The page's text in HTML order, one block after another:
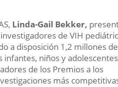
Linda-Gail Bekker,
de VIH
a disposición 1,2 millones de
infantes, niños y adolescentes
de los Premios a los
más